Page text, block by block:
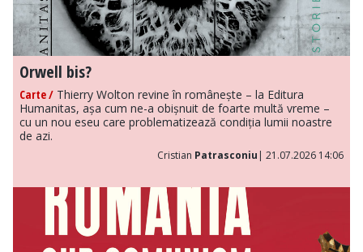
Orwell bis?
Carte / Thierry Wolton revine în românește – la Editura
Humanitas, așa cum ne-a obișnuit de foarte multă vreme –
cu un nou eseu care problematizează condiția lumii noastre
de azi.
Cristian Patrasconiu | 21.07.2026 14:06